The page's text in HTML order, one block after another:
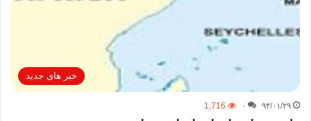
خبر های جدید
۹۴/۰۱/۲۹ ۰ 1,716